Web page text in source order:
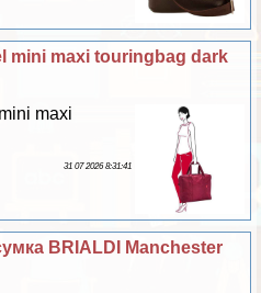
mini maxi touringbag dark
maxi
31 07 2026 8:31:41
BRIALDI Manchester